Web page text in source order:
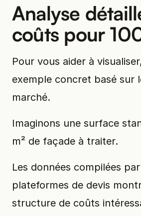
Analyse
coûts pour
Pour vous aider à
exemple concret basé sur
marché.
Imaginons une surface
m² de façade à traiter.
Les données compilées
plateformes de devis
structure de coûts